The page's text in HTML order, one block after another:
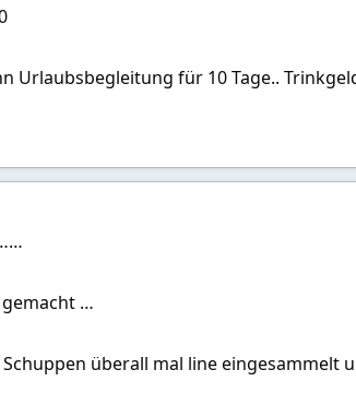
Urlaubsbegleitung für 10 Tage..
…
überall mal line